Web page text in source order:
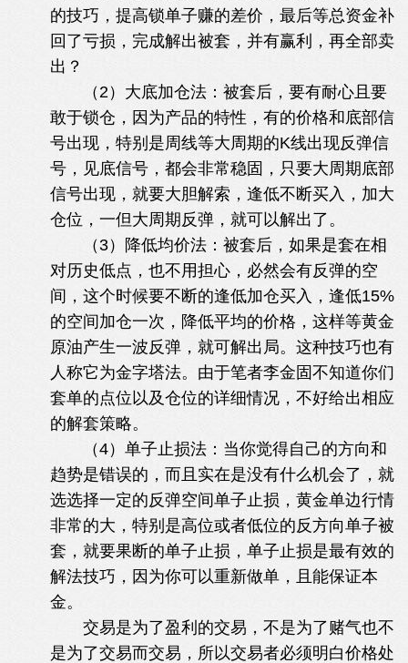
的技巧，提高锁单子赚的差价，最后等总资金补
回了亏损，完成解出被套，并有赢利，再全部卖
出？
（2）大底加仓法：被套后，要有耐心且要
敢于锁仓，因为产品的特性，有的价格和底部信
号出现，特别是周线等大周期的K线出现反弹信
号，见底信号，都会非常稳固，只要大周期底部
信号出现，就要大胆解索，逢低不断买入，加大
仓位，一但大周期反弹，就可以解出了。
（3）降低均价法：被套后，如果是套在相
对历史低点，也不用担心，必然会有反弹的空
间，这个时候要不断的逢低加仓买入，逢低15%
的空间加仓一次，降低平均的价格，这样等黄金
原油产生一波反弹，就可解出局。这种技巧也有
人称它为金字塔法。由于笔者李金固不知道你们
套单的点位以及仓位的详细情况，不好给出相应
的解套策略。
（4）单子止损法：当你觉得自己的方向和
趋势是错误的，而且实在是没有什么机会了，就
选选择一定的反弹空间单子止损，黄金单边行情
非常的大，特别是高位或者低位的反方向单子被
套，就要果断的单子止损，单子止损是最有效的
解法技巧，因为你可以重新做单，且能保证本
金。
交易是为了盈利的交易，不是为了赌气也不
是为了交易而交易，所以交易者必须明白价格处